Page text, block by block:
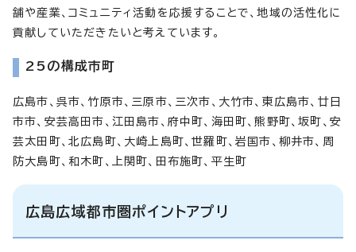
舗や産業、コミュニティ活動を応援することで、地域の活性化に
貢献していただきたいと考えています。
25の構成市町
広島市、呉市、竹原市、三原市、三次市、大竹市、東広島市、廿日
市市、安芸高田市、江田島市、府中町、海田町、熊野町、坂町、安
芸太田町、北広島町、大崎上島町、世羅町、岩国市、柳井市、周
防大島町、和木町、上関町、田布施町、平生町
広島広域都市圏ポイントアプリ